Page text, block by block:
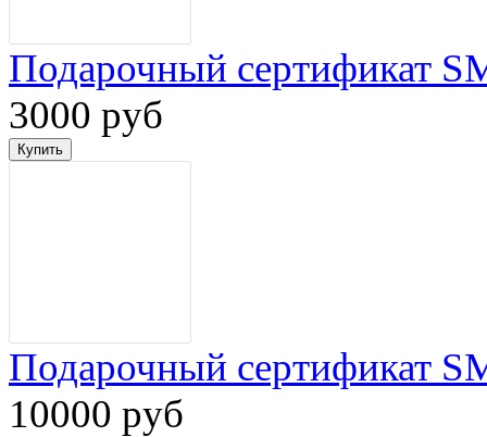
Подарочный сертификат
3000 руб
Подарочный сертификат
10000 руб